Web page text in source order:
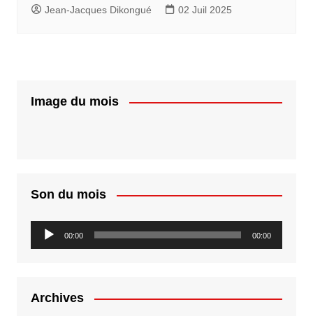
Jean-Jacques Dikongué 02 Juil 2025
Image du mois
Son du mois
Lecteur
audio
00:00 00:00
Archives